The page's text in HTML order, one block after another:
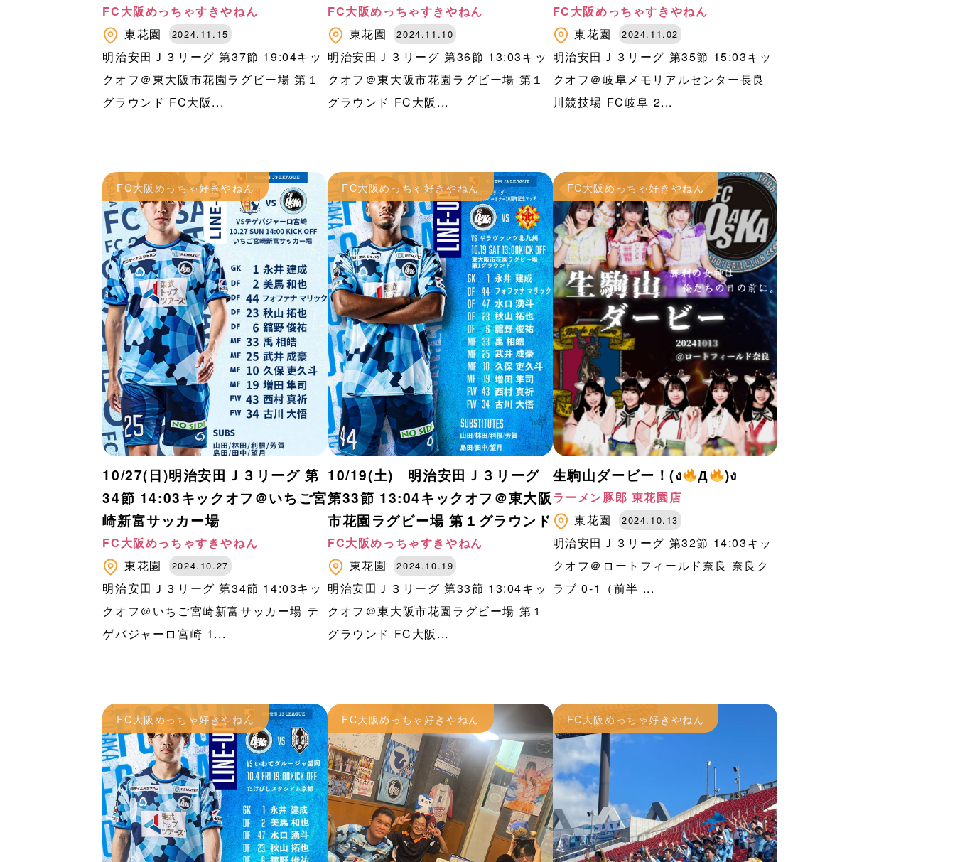
FC大阪めっちゃすきやねん
東花園
2024.11.15
明治安田Ｊ３リーグ 第37節 19:04キッ
クオフ＠東大阪市花園ラグビー場 第１
グラウンド FC大阪...
FC大阪めっちゃすきやねん
東花園
2024.11.10
明治安田Ｊ３リーグ 第36節 13:03キッ
クオフ＠東大阪市花園ラグビー場 第１
グラウンド FC大阪...
FC大阪めっちゃすきやねん
東花園
2024.11.02
明治安田Ｊ３リーグ 第35節 15:03キッ
クオフ＠岐阜メモリアルセンター長良
川競技場 FC岐阜 2...
FC大阪めっちゃ好きやねん
10/27(日)明治安田Ｊ３リーグ 第
34節 14:03キックオフ＠いちご宮
崎新富サッカー場
FC大阪めっちゃすきやねん
東花園
2024.10.27
明治安田Ｊ３リーグ 第34節 14:03キッ
クオフ＠いちご宮崎新富サッカー場 テ
ゲバジャーロ宮崎 1...
FC大阪めっちゃ好きやねん
10/19(土) 明治安田Ｊ３リーグ
第33節 13:04キックオフ＠東大阪
市花園ラグビー場 第１グラウンド
FC大阪めっちゃすきやねん
東花園
2024.10.19
明治安田Ｊ３リーグ 第33節 13:04キッ
クオフ＠東大阪市花園ラグビー場 第１
グラウンド FC大阪...
FC大阪めっちゃ好きやねん
生駒山ダービー！(ง Д )ง
ラーメン豚郎 東花園店
東花園
2024.10.13
明治安田Ｊ３リーグ 第32節 14:03キッ
クオフ＠ロートフィールド奈良 奈良ク
ラブ 0-1（前半 ...
FC大阪めっちゃ好きやねん FC大阪めっちゃ好きやねん FC大阪めっちゃ好きやねん